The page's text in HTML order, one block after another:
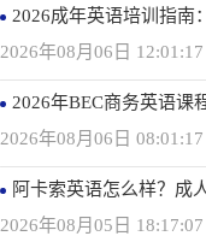
2026成年英语培训指南：
2026年08月06日 12:01:17
2026年BEC商务英语课程培训全
2026年08月06日 08:01:17
阿卡索英语怎么样？成人
2026年08月05日 18:17:07